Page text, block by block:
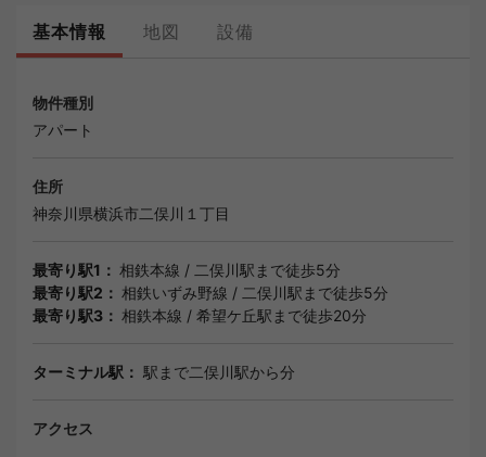
基本情報 地図 設備
物件種別
アパート
住所
神奈川県横浜市二俣川１丁目
最寄り駅1： 相鉄本線 / 二俣川駅 まで徒歩5分
最寄り駅2： 相鉄いずみ野線 / 二俣川駅 まで徒歩5分
最寄り駅3： 相鉄本線 / 希望ケ丘駅 まで徒歩20分
ターミナル駅： 駅まで二俣川駅から分
アクセス